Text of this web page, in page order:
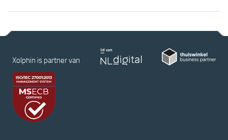
Xolphin is partner van